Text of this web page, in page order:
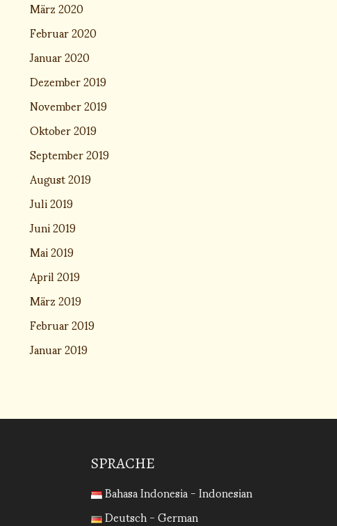
März 2020
Februar 2020
Januar 2020
Dezember 2019
November 2019
Oktober 2019
September 2019
August 2019
Juli 2019
Juni 2019
Mai 2019
April 2019
März 2019
Februar 2019
Januar 2019
SPRACHE
Bahasa Indonesia - Indonesian
Deutsch - German